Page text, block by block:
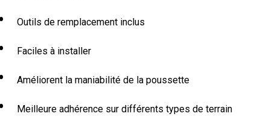
Outils de remplacement inclus
Faciles à installer
Améliorent la maniabilité de la poussette
Meilleure adhérence sur différents types de terrain